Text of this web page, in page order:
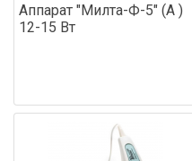
Аппарат "Милта-Ф-5" (А )
12-15 Вт